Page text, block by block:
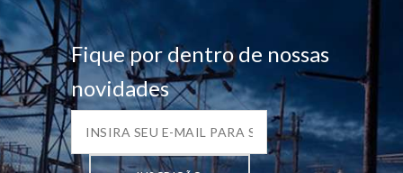
Fique por dentro de nossas
novidades